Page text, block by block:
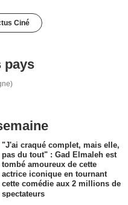
Ciné
pays
"J'ai craqué complet, mais elle,
pas du tout" : Gad Elmaleh est
tombé amoureux de cette
actrice iconique en tournant
cette comédie aux 2 millions de
spectateurs